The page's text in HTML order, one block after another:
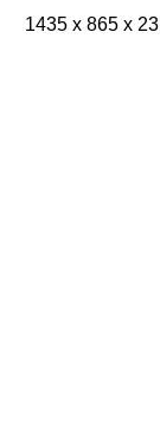
1435 x 865 x